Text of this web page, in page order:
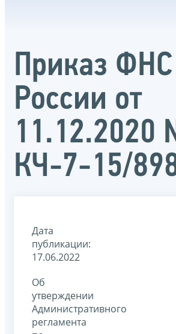
Приказ ФНС
России от
11.12.2020
КЧ-7-15/
Дата
публикации:
17.06.2022
Об
утверждении
Административного
регламента